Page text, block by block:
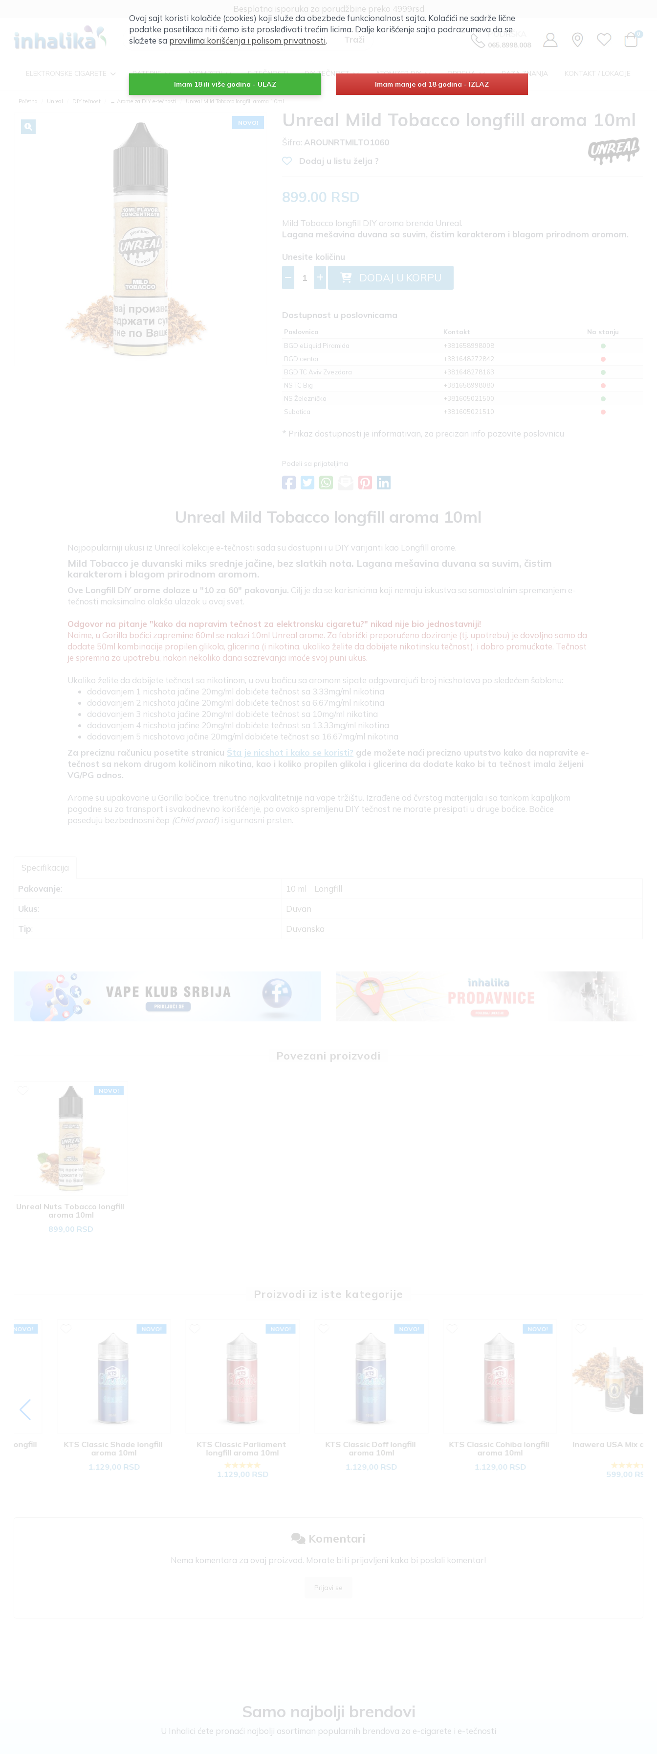
Klik za više informacija
Besplatna isporuka za porudžbine preko 4999rsd
PODRŠKA
065.8998.008
0
ELEKTRONSKE CIGARETE BATERIJE ATOMIZERI E-TEČNOSTI DIY TEČNOST ATOMIZER DIY OPREMA BAZA ZNANJA KONTAKT / LOKACIJE
Početna Unreal DIY tečnost ← Arome za DIY e-tečnosti Unreal Mild Tobacco longfill aroma 10ml
NOVO! Unreal Mild Tobacco longfill aroma 10ml
Šifra: AROUNRTMILTO1060
Dodaj u listu želja ?
899.00 RSD
Mild Tobacco longfill DIY aroma brenda Unreal.
Lagana mešavina duvana sa suvim, čistim karakterom i blagom prirodnom aromom.
Unesite količinu
DODAJ U KORPU
Dostupnost u poslovnicama
Poslovnica Kontakt
Na stanju
BGD eLiquid Piramida
+381658998008
BGD centar
+381648272842
BGD TC Aviv Zvezdara
+381648278163
NS TC Big
+381658998080
NS Železnička
+381605021500
Subotica
+381605021510
* Prikaz dostupnosti je informativan, za precizan info pozovite poslovnicu
Podeli sa prijateljima
Unreal Mild Tobacco longfill aroma 10ml
Najpopularniji ukusi iz Unreal kolekcije e-tečnosti sada su dostupni i u DIY varijanti kao Longfill arome.
Mild Tobacco je duvanski miks srednje jačine, bez slatkih nota. Lagana mešavina duvana sa suvim, čistim
karakterom i blagom prirodnom aromom.
Ove Longfill DIY arome dolaze u "10 za 60" pakovanju. Cilj je da se korisnicima koji nemaju iskustva sa samostalnim spremanjem e-
tečnosti maksimalno olakša ulazak u ovaj svet.
Odgovor na pitanje "kako da napravim tečnost za elektronsku cigaretu?" nikad nije bio jednostavniji!
Naime, u Gorilla bočici zapremine 60ml se nalazi 10ml Unreal arome. Za fabrički preporučeno doziranje (tj. upotrebu) je dovoljno samo da
dodate 50ml kombinacije propilen glikola, glicerina (i nikotina, ukoliko želite da dobijete nikotinsku tečnost), i dobro promućkate. Tečnost
je spremna za upotrebu, nakon nekoliko dana sazrevanja imaće svoj puni ukus.
Ukoliko želite da dobijete tečnost sa nikotinom, u ovu bočicu sa aromom sipate odgovarajući broj nicshotova po sledećem šablonu:
dodavanjem 1 nicshota jačine 20mg/ml dobićete tečnost sa 3.33mg/ml nikotina
dodavanjem 2 nicshota jačine 20mg/ml dobićete tečnost sa 6.67mg/ml nikotina
dodavanjem 3 nicshota jačine 20mg/ml dobićete tečnost sa 10mg/ml nikotina
dodavanjem 4 nicshota jačine 20mg/ml dobićete tečnost sa 13.33mg/ml nikotina
dodavanjem 5 nicshotova jačine 20mg/ml dobićete tečnost sa 16.67mg/ml nikotina
Za preciznu računicu posetite stranicu Šta je nicshot i kako se koristi? gde možete naći precizno uputstvo kako da napravite e-
tečnost sa nekom drugom količinom nikotina, kao i koliko propilen glikola i glicerina da dodate kako bi ta tečnost imala željeni
VG/PG odnos.
Arome su upakovane u Gorilla bočice, trenutno najkvalitetnije na vape tržištu. Izrađene od čvrstog materijala i sa tankom kapaljkom
pogodne su za transport i svakodnevno korišćenje, pa ovako spremljenu DIY tečnost ne morate presipati u druge bočice. Bočice
poseduju bezbednosni čep (Child proof) i sigurnosni prsten.
Specifikacija
Pakovanje: 10 ml
Longfill
Ukus:
Duvan
Tip: Duvanska
Povezani proizvodi
NOVO!
Unreal Nuts Tobacco longfill
aroma 10ml
899,00 RSD
Proizvodi iz iste kategorije
KTS Classic Shade longfill
aroma 10ml
1.129,00 RSD
KTS Classic Parliament
longfill aroma 10ml
1.129,00 RSD
KTS Classic Doff longfill
aroma 10ml
1.129,00 RSD
KTS Classic Cohiba longfill
aroma 10ml
1.129,00 RSD
Inawera USA Mix aroma 10ml
599,00 RSD
Komentari
Nema komentara za ovaj proizvod. Morate biti prijavljeni kako bi poslali komentar!
Prijavi se
Samo najbolji brendovi
U Inhalici ćete pronaći najbolji asortiman popularnih brendova za e-cigarete i e-tečnosti
Ovaj sajt koristi kolačiće (cookies) koji služe da obezbede funkcionalnost sajta. Kolačići ne sadrže lične
podatke posetilaca niti ćemo iste prosleđivati trećim licima. Dalje korišćenje sajta podrazumeva da se
slažete sa pravilima korišćenja i polisom privatnosti.
Imam 18 ili više godina - ULAZ Imam manje od 18 godina - IZLAZ